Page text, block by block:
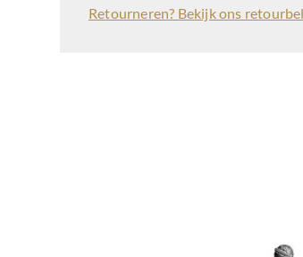
Retourneren? Bekijk ons